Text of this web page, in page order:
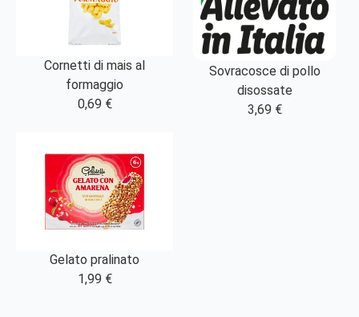
Cornetti di mais al
formaggio
0,69 €
Sovracosce di pollo
disossate
3,69 €
Gelato pralinato
1,99 €